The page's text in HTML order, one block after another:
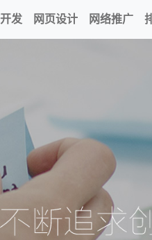
发 网页设计 网络推广